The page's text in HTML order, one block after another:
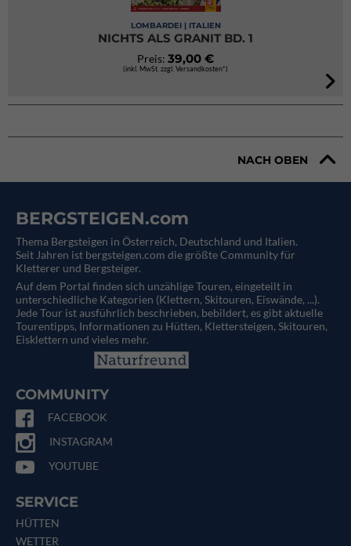
LOMBARDEI | ITALIEN
NICHTS ALS GRANIT BD. 1
Preis: 39,00 €
(inkl. MwSt. zzgl. Versandkosten*)
NACH OBEN
BERGSTEIGEN.com
Thema Bergsteigen in Österreich, Deutschland und Italien.
Seit Jahren ist bergsteigen.com die größte Community für
Kletterer und Bergsteiger.
Auf dem Portal finden sich unzählige Touren, eingeteilt in
unterschiedliche Kategorien (Klettern, Skitouren, Eiswände, ...).
Jede Tour ist ausführlich beschrieben, bebildert, es gibt aktuelle
Tourentipps, Informationen zu Hütten, Klettersteigen, Skitouren,
Eisklettern und vieles mehr.
COMMUNITY
FACEBOOK
INSTAGRAM
YOUTUBE
SERVICE
HÜTTEN
WETTER